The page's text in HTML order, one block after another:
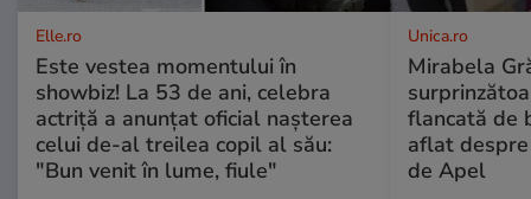
Elle.ro
Este vestea momentului în
showbiz! La 53 de ani, celebra
actriță a anunțat oficial nașterea
celui de-al treilea copil al său:
"Bun venit în lume, fiule"
Unica.ro
Mirabela
flancată de
aflat
de Apel